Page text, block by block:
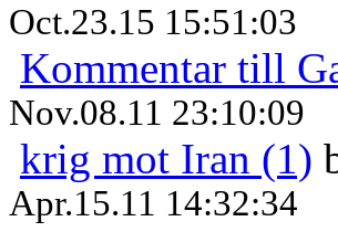
Oct.23.15 15:51:03
Kommentar till
Nov.08.11 23:10:09
krig mot Iran (1)
Apr.15.11 14:32:34